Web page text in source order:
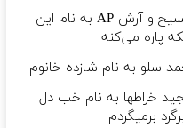
دانلود آهنگ مسیح و آرش AP به نام ‏این
پاره می‌کنه
سلو به نام شازده خانوم
خراطها به نام خب دل
‌برمیگردم